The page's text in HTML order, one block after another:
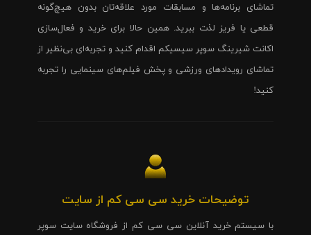
تماشای برنامه‌ها و مسابقات مورد علاقه‌تان بدون هیچ‌گونه
قطعی یا فریز لذت ببرید. همین حالا برای خرید و فعال‌سازی
اکانت شیرینگ سوپر سیسیکم اقدام کنید و تجربه‌ای بی‌نظیر از
تماشای رویدادهای ورزشی و پخش فیلم‌های سینمایی را تجربه
کنید!
توضیحات خرید سی سی کم از سایت
با سیستم خرید آنلاین سی سی کم از فروشگاه سایت سوپر